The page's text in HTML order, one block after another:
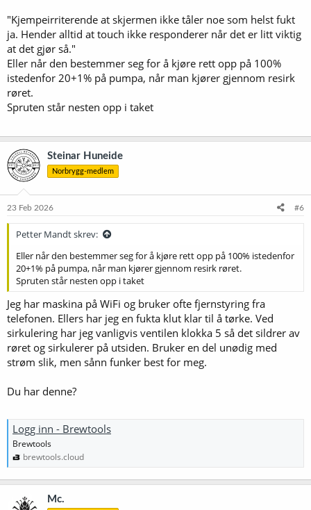
problemene og har workarounds som gjør at produktet funker godt
nok selv om det er en del irriterende saker.
"Kjempeirriterende at skjermen ikke tåler noe som helst fukt
ja. Hender alltid at touch ikke responderer når det er litt viktig
at det gjør så."
Eller når den bestemmer seg for å kjøre rett opp på 100%
istedenfor 20+1% på pumpa, når man kjører gjennom resirk
røret.
Spruten står nesten opp i taket
Steinar Huneide
Norbrygg-medlem
23 Feb 2026 #6
Petter Mandt skrev:
Eller når den bestemmer seg for å kjøre rett opp på 100% istedenfor
20+1% på pumpa, når man kjører gjennom resirk røret.
Spruten står nesten opp i taket
Jeg har maskina på WiFi og bruker ofte fjernstyring fra
telefonen. Ellers har jeg en fukta klut klar til å tørke. Ved
sirkulering har jeg vanligvis ventilen klokka 5 så det sildrer av
røret og sirkulerer på utsiden. Bruker en del unødig med
strøm slik, men sånn funker best for meg.
Du har denne?
Logg inn - Brewtools
Brewtools
brewtools.cloud
Mc.